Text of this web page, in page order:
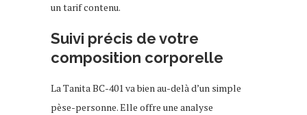
un tarif contenu.
Suivi précis de votre
composition corporelle
La Tanita BC-401 va bien au-delà d’un simple
pèse-personne. Elle offre une analyse